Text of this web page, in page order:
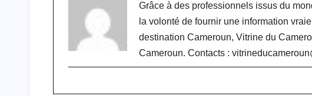
Grâce à des professionnels issus du
la volonté de fournir une information
destination Cameroun, Vitrine du
Cameroun. Contacts :